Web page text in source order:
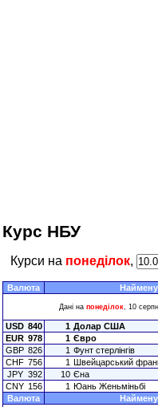
Курс НБУ
Курси на понеділок,
Валюта
Дані на понеділок, 10
USD 840 1 Долар США
EUR 978 1 Євро
GBP 826 1 Фунт стерлінгів
CHF 756 1 Швейцарський
JPY 392 10 Єна
CNY 156 1 Юань Женьміньбі
Валюта